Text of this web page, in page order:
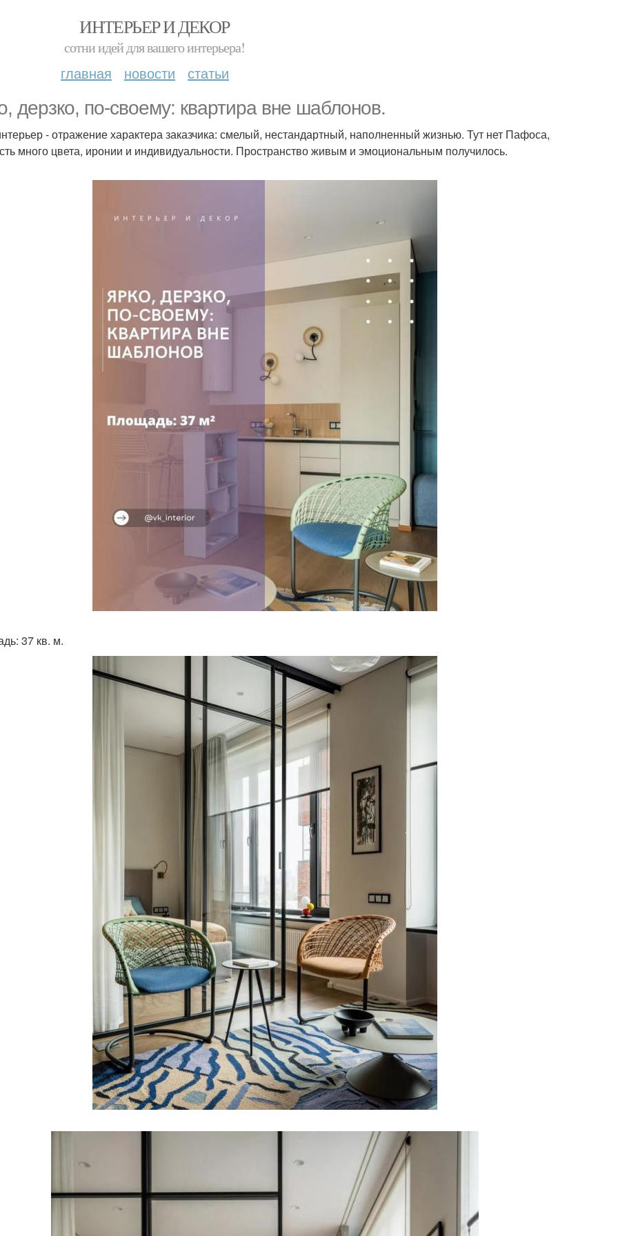
ИНТЕРЬЕР И ДЕКОР
сотни идей для вашего интерьера!
главная новости статьи
дерзко, по-своему: квартира вне шаблонов.
- отражение характера заказчика: смелый, нестандартный, наполненный жизнью. Тут нет Пафоса,
много цвета, иронии и индивидуальности. Пространство живым и эмоциональным получилось.
37 кв. м.